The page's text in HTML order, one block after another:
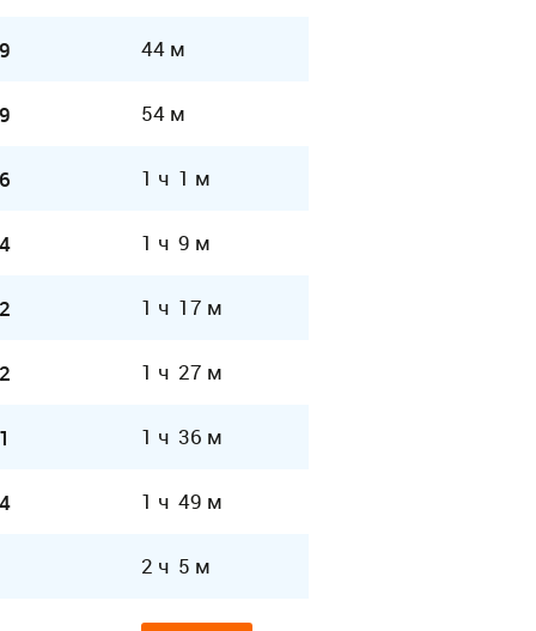
44 м
54 м
1 ч 1 м
1 ч 9 м
1 ч 17 м
1 ч 27 м
1 ч 36 м
1 ч 49 м
2 ч 5 м